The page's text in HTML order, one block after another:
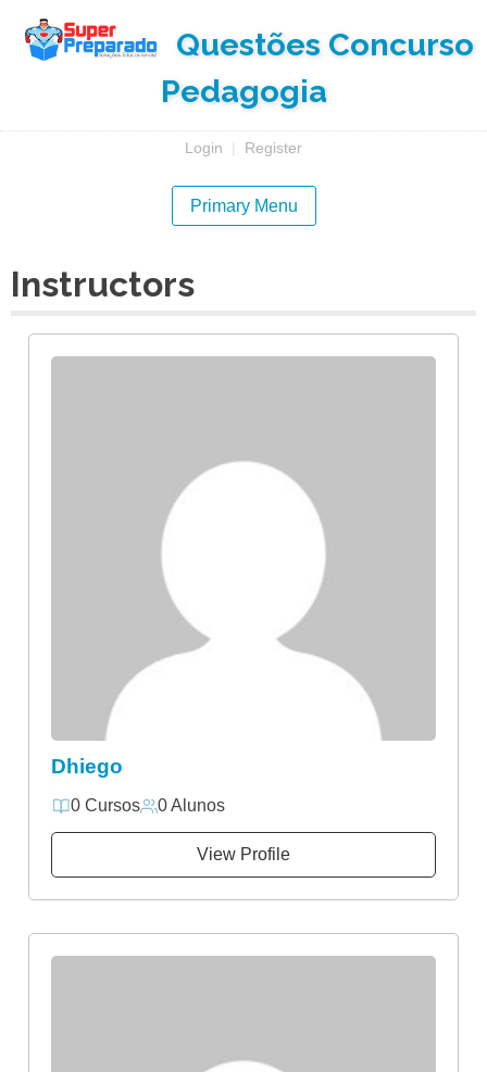
Skip
Questões Concurso
Pedagogia
Login | Register
Primary Menu
Instructors
Dhiego
0 Cursos 0 Alunos
View Profile